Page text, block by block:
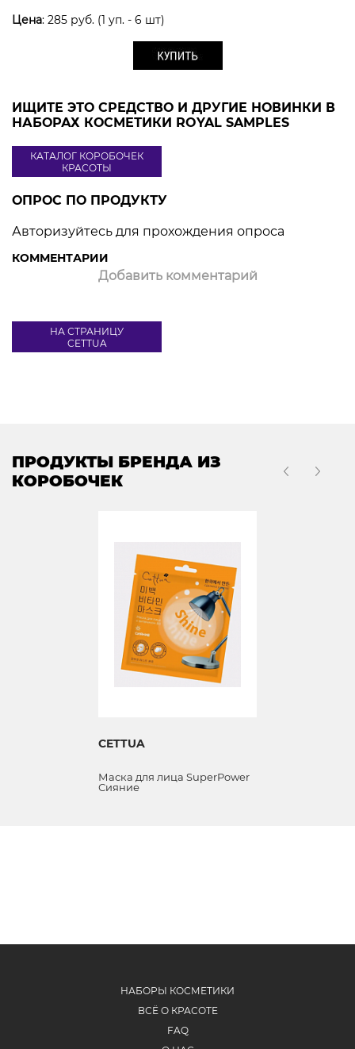
Цена: 285 руб. (1 уп. - 6 шт)
ИЩИТЕ ЭТО СРЕДСТВО И ДРУГИЕ НОВИНКИ В
НАБОРАХ КОСМЕТИКИ ROYAL SAMPLES
КАТАЛОГ КОРОБОЧЕК
КРАСОТЫ
ОПРОС ПО ПРОДУКТУ
Авторизуйтесь для прохождения опроса
КОММЕНТАРИИ
Добавить комментарий
НА СТРАНИЦУ
CETTUA
ПРОДУКТЫ БРЕНДА ИЗ
КОРОБОЧЕК
CETTUA
Маска для лица SuperPower
Сияние
НАБОРЫ КОСМЕТИКИ
ВСЁ О КРАСОТЕ
FAQ